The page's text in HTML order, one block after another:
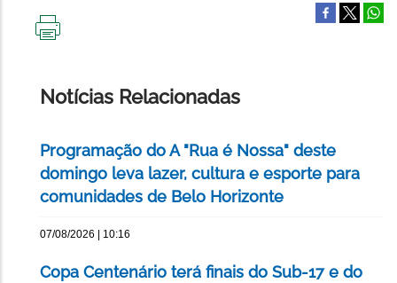
Notícias Relacionadas
Programação do A "Rua é Nossa" deste
domingo leva lazer, cultura e esporte para
comunidades de Belo Horizonte
07/08/2026 | 10:16
Copa Centenário terá finais do Sub-17 e do